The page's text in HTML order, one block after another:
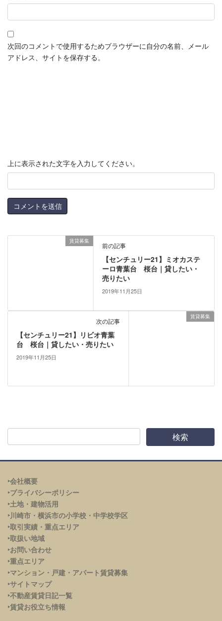
次回のコメントで使用するためブラウザーに自分の名前、メール
アドレス、サイトを保存する。
上に表示された文字を入力してください。
賃貸募集
前の記事
【センチュリー21】ミオカステ
ーロ青葉台 桜台｜貸したい・
売りたい
2019年11月25日
賃貸募集
次の記事
【センチュリー21】リビオ青葉
台 桜台｜貸したい・売りたい
2019年11月25日
‣会社概要
‣プライバシーポリシー
‣土地・建物活用
‣川崎市・横浜市の小学校・中学校学区
‣取引実績・重点エリア
‣取扱い地域
‣お問い合わせ
‣重点エリア
‣マンション・戸建・アパート賃貸募集
‣サイトマップ
‣不動産賃貸日記一覧
‣賃貸お役立ち情報